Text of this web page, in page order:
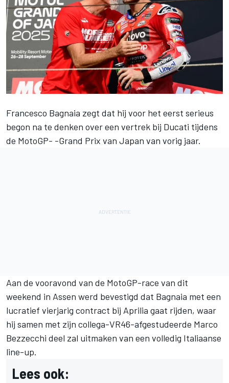
Francesco Bagnaia zegt dat hij voor het eerst serieus
begon na te denken over een vertrek bij Ducati tijdens
de MotoGP- -Grand Prix van Japan van vorig jaar.
Aan de vooravond van de MotoGP-race van dit
weekend in Assen werd bevestigd dat Bagnaia met een
lucratief vierjarig contract bij Aprilia gaat rijden, waar
hij samen met zijn collega-VR46-afgestudeerde Marco
Bezzecchi deel zal uitmaken van een volledig Italiaanse
line-up.
Lees ook: